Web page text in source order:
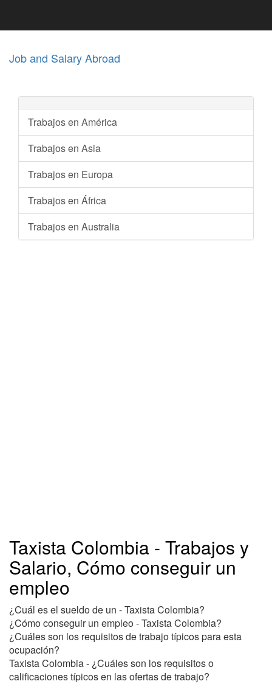
Job and Salary Abroad
Trabajos en América
Trabajos en Asia
Trabajos en Europa
Trabajos en África
Trabajos en Australia
Taxista Colombia - Trabajos y
Salario, Cómo conseguir un
empleo
¿Cuál es el sueldo de un - Taxista Colombia?
¿Cómo conseguir un empleo - Taxista Colombia?
¿Cuáles son los requisitos de trabajo típicos para esta
ocupación?
Taxista Colombia - ¿Cuáles son los requisitos o
calificaciones típicos en las ofertas de trabajo?